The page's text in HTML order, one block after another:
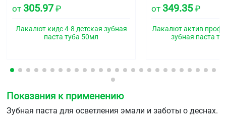
от 305.97 ₽
Лакалют кидс 4-8 детская зубная
паста туба 50мл
от 349.35₽
Лакалют актив
зубная паста
Показания к применению
Зубная паста для осветления эмали и заботы о деснах.